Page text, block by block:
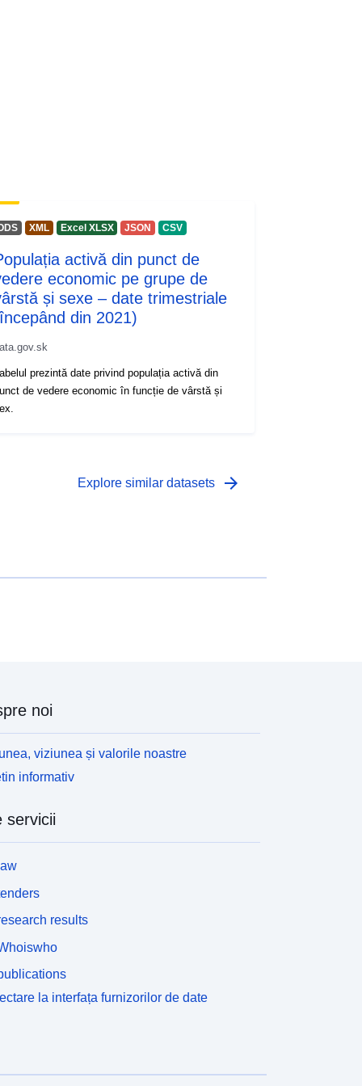
XML Excel XLSX JSON CSV
activă din punct de
economic pe grupe de
și sexe – date trimestriale
din 2021)
prezintă date privind populația activă din
de vedere economic în funcție de vârstă și
Explore similar datasets arrow_forward
noi
viziunea și valorile noastre
informativ
servicii
results
la interfața furnizorilor de date